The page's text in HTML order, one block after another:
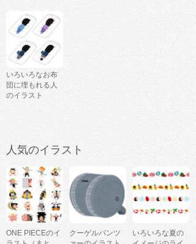
いろいろなお布
団に埋もれる人
のイラスト
人気のイラスト
ONE PIECEのイ
クーゲルパンツ
いろいろな夏の